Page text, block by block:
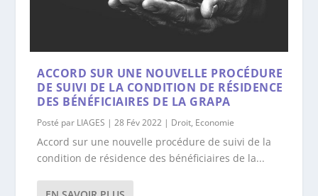
ACCORD SUR UNE NOUVELLE PROCÉDURE
DE SUIVI DE LA CONDITION DE RÉSIDENCE
DES BÉNÉFICIAIRES DE LA GRAPA
Posté par LIAGES |28 Fév 2022 | Droit, Economie
Accord sur une nouvelle procédure de suivi de la
condition de résidence des bénéficiaires de la...